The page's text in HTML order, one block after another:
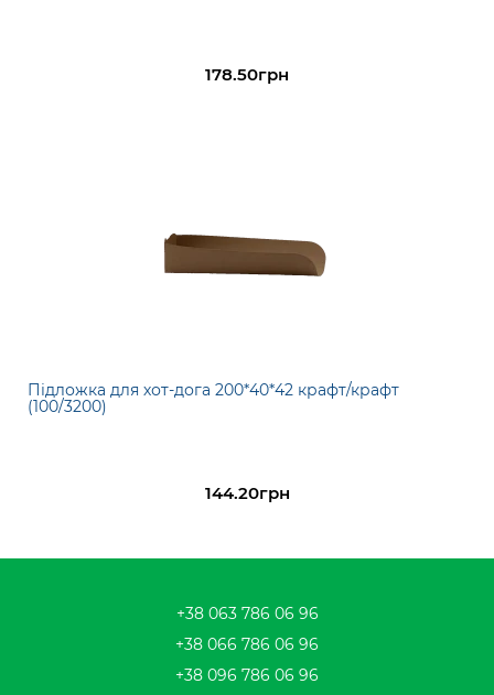
178.50грн
Підложка для хот-дога 200*40*42 крафт/крафт
(100/3200)
144.20грн
+38 063 786 06 96
+38 066 786 06 96
+38 096 786 06 96